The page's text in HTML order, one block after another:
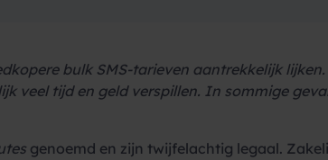
bulk SMS-tarieven aantrekkelijk
veel tijd en geld verspillen. In sommige
genoemd en zijn twijfelachtig legaal.